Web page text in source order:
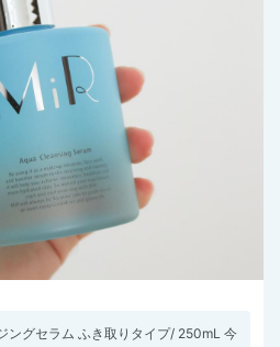
グセラム ふき取りタイプ/ 250mL 今